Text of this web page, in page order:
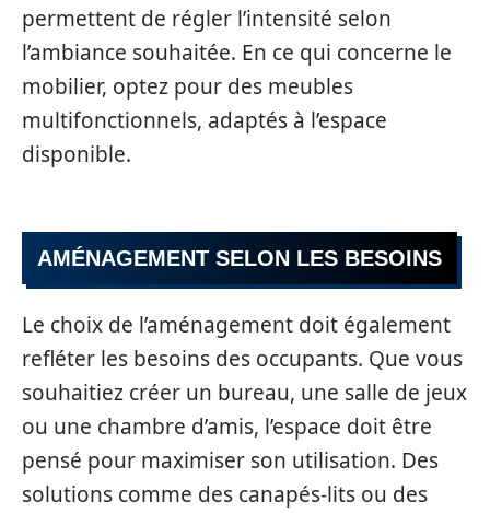
permettent de régler l’intensité selon
l’ambiance souhaitée. En ce qui concerne le
mobilier, optez pour des meubles
multifonctionnels, adaptés à l’espace
disponible.
AMÉNAGEMENT SELON LES BESOINS
Le choix de l’aménagement doit également
refléter les besoins des occupants. Que vous
souhaitiez créer un bureau, une salle de jeux
ou une chambre d’amis, l’espace doit être
pensé pour maximiser son utilisation. Des
solutions comme des canapés-lits ou des